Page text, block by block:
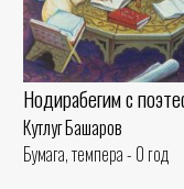
Нодирабегим с
Кутлуг Башаров
Бумага, темпера - 0 год